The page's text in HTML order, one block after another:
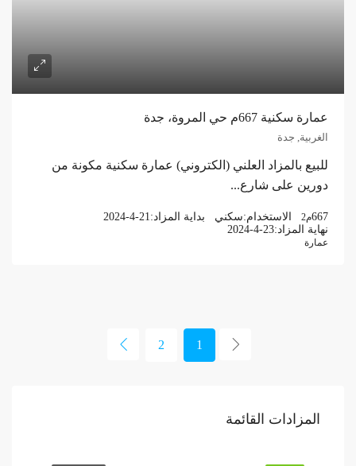
عمارة سكنية 667م حي المروة، جدة
الغربية, جدة
للبيع بالمزاد العلني (الكتروني) عمارة سكنية مكونة من
دورين على شارع...
667م2 الاستخدام:سكني بداية المزاد:2024-4-21
نهاية المزاد:2024-4-23
عمارة
1
2
المزادات القائمة